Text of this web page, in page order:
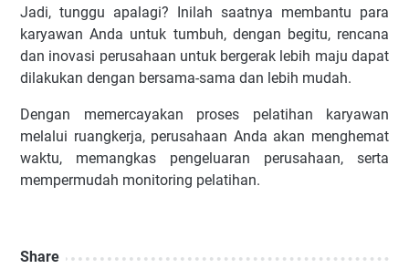
Jadi, tunggu apalagi? Inilah saatnya membantu para
karyawan Anda untuk tumbuh, dengan begitu, rencana
dan inovasi perusahaan untuk bergerak lebih maju dapat
dilakukan dengan bersama-sama dan lebih mudah.
Dengan memercayakan proses pelatihan karyawan
melalui ruangkerja, perusahaan Anda akan menghemat
waktu, memangkas pengeluaran perusahaan, serta
mempermudah monitoring pelatihan.
Share